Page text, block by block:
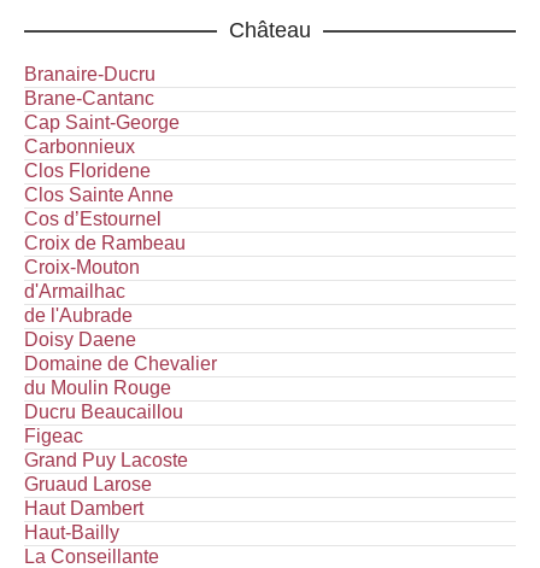
Château
Branaire-Ducru
Brane-Cantanc
Cap Saint-George
Carbonnieux
Clos Floridene
Clos Sainte Anne
Cos d’Estournel
Croix de Rambeau
Croix-Mouton
d'Armailhac
de l'Aubrade
Doisy Daene
Domaine de Chevalier
du Moulin Rouge
Ducru Beaucaillou
Figeac
Grand Puy Lacoste
Gruaud Larose
Haut Dambert
Haut-Bailly
La Conseillante